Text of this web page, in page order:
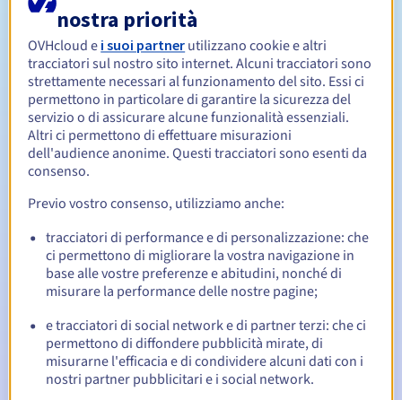
Periodo di rinnovo Da 1 a 10 anni
Redemption period
Notifiche automatiche:
Email di notifica:60, 30, 15, 7 e 3 giorni prima della
scadenza
Email il giorno della scadenzaper notificare la
Email dopo il Redemption Grace Periodper notificare la
cancellazione del nome di dominio
nostra priorità
OVHcloud e i suoi partner utilizzano cookie e altri
tracciatori sul nostro sito internet. Alcuni tracciatori sono
strettamente necessari al funzionamento del sito. Essi ci
permettono in particolare di garantire la sicurezza del
servizio o di assicurare alcune funzionalità essenziali.
Altri ci permettono di effettuare misurazioni
dell'audience anonime. Questi tracciatori sono esenti da
consenso.
Previo vostro consenso, utilizziamo anche:
tracciatori di performance e di personalizzazione: che
ci permettono di migliorare la vostra navigazione in
base alle vostre preferenze e abitudini, nonché di
misurare la performance delle nostre pagine;
e tracciatori di social network e di partner terzi: che ci
permettono di diffondere pubblicità mirate, di
misurarne l'efficacia e di condividere alcuni dati con i
nostri partner pubblicitari e i social network.